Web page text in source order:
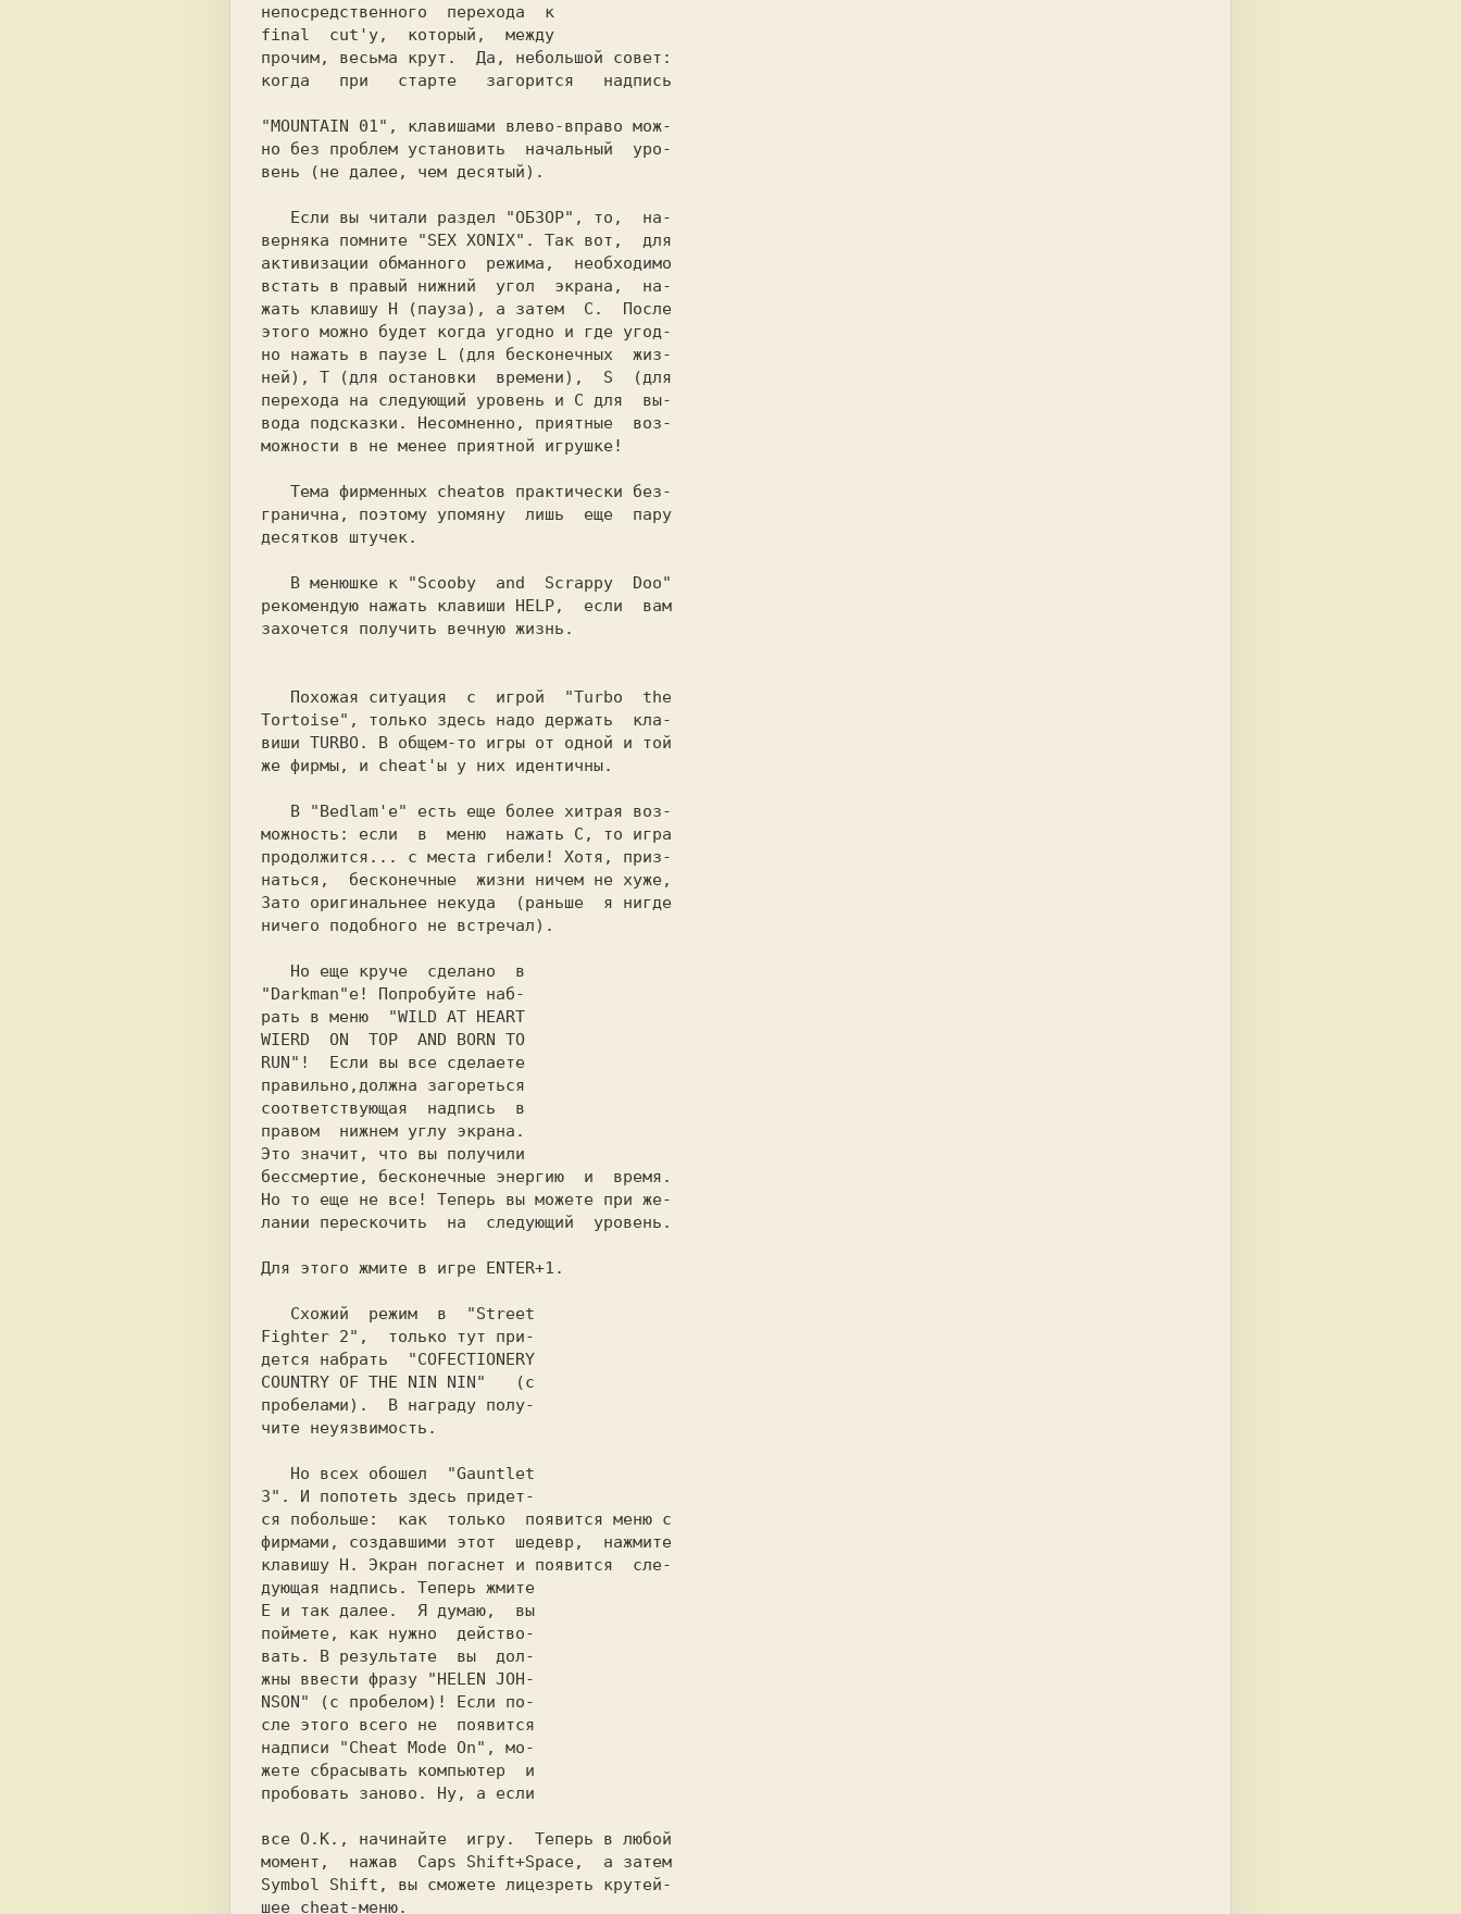
final  cut'y,
  который,  между
прочим, весьма крут.  Да, небольшой совет:
когда   при   старте   загорится   надпись
"MOUNTAIN 01",
клавишами влево-вправо мож-
но без проблем установить  начальный  уро-
вень (не далее, чем десятый).
   Если вы читали раздел
"ОБЗОР",
то,  на-
верняка помните
"SEX XONIX".
Так вот,  для
активизации обманного  режима,  необходимо
встать в правый нижний  угол  экрана,  на-
жать клавишу H (пауза), а затем C.
  После
этого можно будет когда угодно и где угод-
но нажать в паузе L
(для бесконечных  жиз-
ней), T (для остановки  времени), S
(для
перехода на следующий уровень и C для  вы-
вода подсказки. Hесомненно, приятные  воз-
можности в не менее приятной игрушке!
   Тема фирменных
cheatов практически без-
гранична, поэтому упомяну  лишь  еще  пару
десятков штучек.
   В менюшке к
"Scooby  and  Scrappy  Doo"
рекомендую нажать клавиши HELP,
  если  вам
захочется получить вечную жизнь.
   Похожая ситуация  с  игрой
"Turbo  the
Tortoise",
только здесь надо держать  кла-
виши TURBO.
В общем-то игры от одной и той
же фирмы, и cheat'ы у них идентичны.
   В
"Bedlam'e" есть еще более хитрая воз-
можность: если  в  меню  нажать C,
то игра
продолжится... с места гибели! Хотя, приз-
наться,  бесконечные  жизни ничем не хуже,
Зато оригинальнее некуда  (раньше  я нигде
ничего подобного не встречал).
"Darkman"e!
Попробуйте наб-
рать в меню
"WILD AT HEART
WIERD  ON  TOP  AND BORN TO
RUN"!
  Если вы все сделаете
правильно,должна загореться
соответствующая  надпись  в
правом  нижнем углу экрана.
Это значит, что вы получили
бессмертие, бесконечные энергию  и  время.
Hо то еще не все! Теперь вы можете при же-
лании перескочить  на  следующий  уровень.
Для этого жмите в игре ENTER+1.
   Схожий  режим  в
"Street
Fighter 2",
  только тут при-
дется набрать
"COFECTIONERY
COUNTRY OF THE NIN NIN"
(с
пробелами).  В награду полу-
чите неуязвимость.
   Hо всех обошел
"Gauntlet
3".
И попотеть здесь придет-
ся побольше:  как  только  появится меню с
фирмами, создавшими этот  шедевр,  нажмите
клавишу H.
Экран погаснет и появится  сле-
E и так далее.  Я думаю,  вы
поймете, как нужно  действо-
вать. В результате  вы  дол-
жны ввести фразу
"HELEN JOH-
NSON"
(с пробелом)! Если по-
сле этого всего не  появится
надписи
"Cheat Mode On",
мо-
жете сбрасывать компьютер  и
пробовать заново. Hу, а если
все O.K., начинайте  игру.  Теперь в любой
момент,  нажав Caps Shift+Space,
Symbol Shift,
вы сможете лицезреть крутей-
шее cheat-меню.